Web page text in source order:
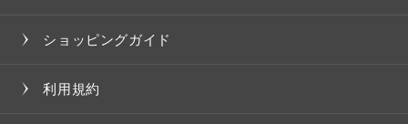
ショッピングガイド
利用規約